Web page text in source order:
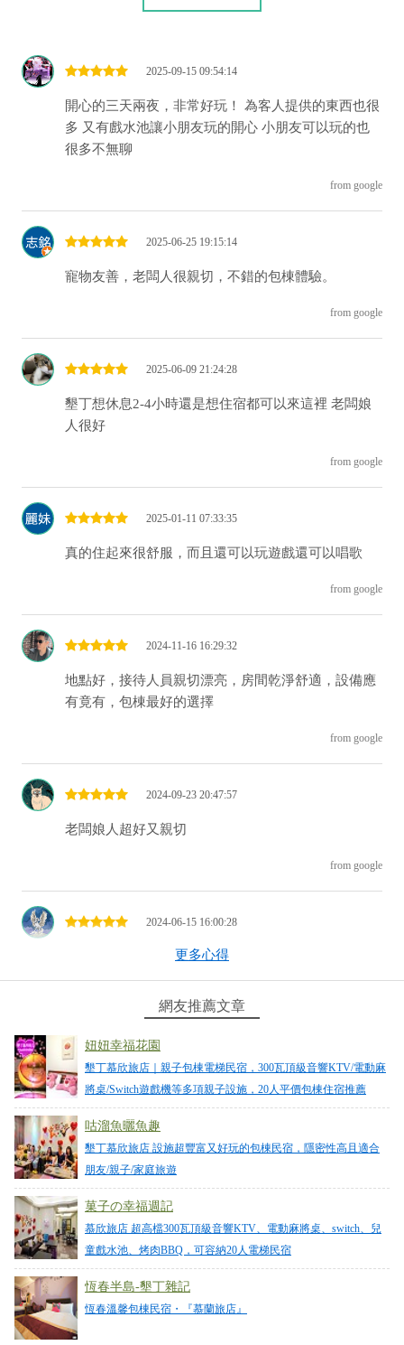
2025-09-15 09:54:14
開心的三天兩夜，非常好玩！ 為客人提供的東西也很
多 又有戲水池讓小朋友玩的開心 小朋友可以玩的也
很多不無聊
from google
2025-06-25 19:15:14
寵物友善，老闆人很親切，不錯的包棟體驗。
from google
2025-06-09 21:24:28
墾丁想休息2-4小時還是想住宿都可以來這裡 老闆娘
人很好
from google
2025-01-11 07:33:35
真的住起來很舒服，而且還可以玩遊戲還可以唱歌
from google
2024-11-16 16:29:32
地點好，接待人員親切漂亮，房間乾淨舒適，設備應
有竟有，包棟最好的選擇
from google
2024-09-23 20:47:57
老闆娘人超好又親切
from google
2024-06-15 16:00:28
環境非常優美，且民宿內設施多，停車可以停對面家
具行一天100元算是非常方便
2024-06-11 14:32:43
老闆娘人超好，設備齊全環境乾淨。
from google
2024-06-08 15:16:35
闆娘服務親切，環境很乾淨舒適
from google
更多心得
網友推薦文章
妞妞幸福花園
墾丁慕欣旅店｜親子包棟電梯民宿，300瓦頂級音響KTV/電動麻
將桌/Switch遊戲機等多項親子設施，20人平價包棟住宿推薦
咕溜魚曬魚趣
墾丁慕欣旅店 設施超豐富又好玩的包棟民宿，隱密性高且適合
朋友/親子/家庭旅遊
菓子の幸福週記
慕欣旅店 超高檔300瓦頂級音響KTV、電動麻將桌、switch、兒
童戲水池、烤肉BBQ，可容納20人電梯民宿
恆春半島-墾丁雜記
恆春溫馨包棟民宿・『慕蘭旅店』